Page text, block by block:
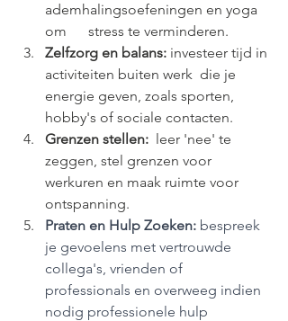
ademhalingsoefeningen en yoga
om      stress te verminderen.
Zelfzorg en balans: investeer tijd in
activiteiten buiten werk  die je
energie geven, zoals sporten,
hobby's of sociale contacten.
Grenzen stellen: leer 'nee' te
zeggen, stel grenzen voor
werkuren en maak ruimte voor
ontspanning.
Praten en Hulp Zoeken: bespreek
je gevoelens met vertrouwde
collega's, vrienden of
professionals en overweeg indien
nodig professionele hulp